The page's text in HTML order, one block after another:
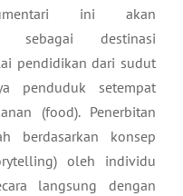
ini akan
sebagai destinasi
pendidikan dari sudut
penduduk setempat
(food). Penerbitan
berdasarkan konsep
oleh individu
langsung dengan